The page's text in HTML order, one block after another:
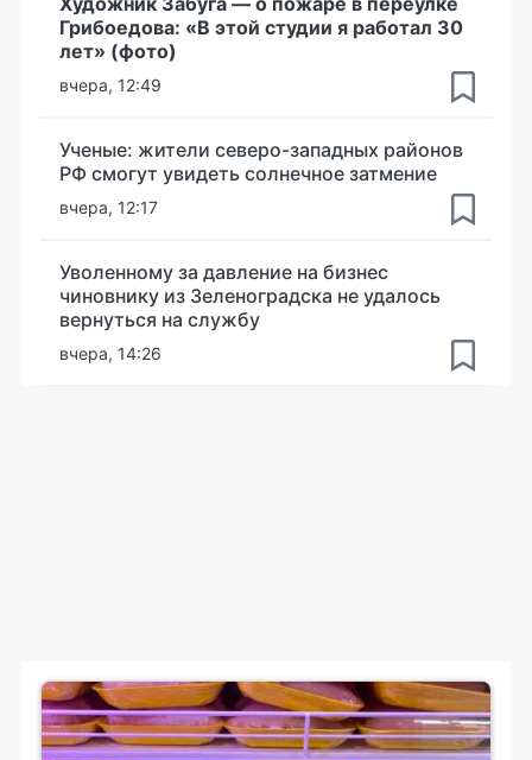
Грибоедова: «В этой студии я работал 30
лет» (фото)
вчера, 12:49
Ученые: жители северо-западных районов
РФ смогут увидеть солнечное затмение
вчера, 12:17
Уволенному за давление на бизнес
чиновнику из Зеленоградска не удалось
вернуться на службу
вчера, 14:26